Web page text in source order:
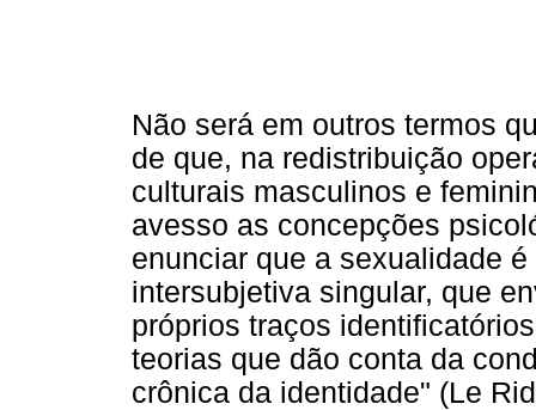
Não será em outros termos
de que, na redistribuição
culturais masculinos e
avesso as concepções
enunciar que a sexualidade
intersubjetiva singular, que
próprios traços
teorias que dão conta da
crônica da identidade" (Le